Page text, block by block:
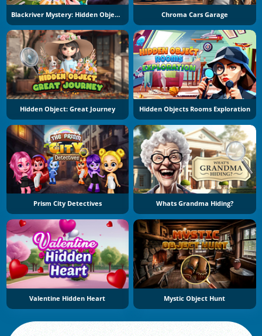
Blackriver Mystery: Hidden Objects Chroma Cars Garage
Hidden Object: Great Journey Hidden Objects Rooms Exploration
Prism City Detectives Whats Grandma Hiding?
Valentine Hidden Heart Mystic Object Hunt